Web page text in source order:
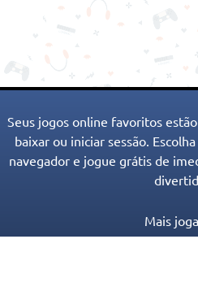
Seus jogos online favoritos
baixar ou iniciar sessão.
navegador e jogue grátis de
Mais
Novos